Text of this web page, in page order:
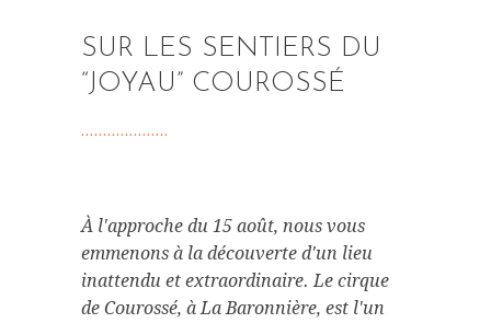
SUR LES SENTIERS DU
“JOYAU” COUROSSÉ
À l'approche du 15 août, nous vous
emmenons à la découverte d'un lieu
inattendu et extraordinaire. Le cirque
de Courossé, à La Baronnière, est l'un